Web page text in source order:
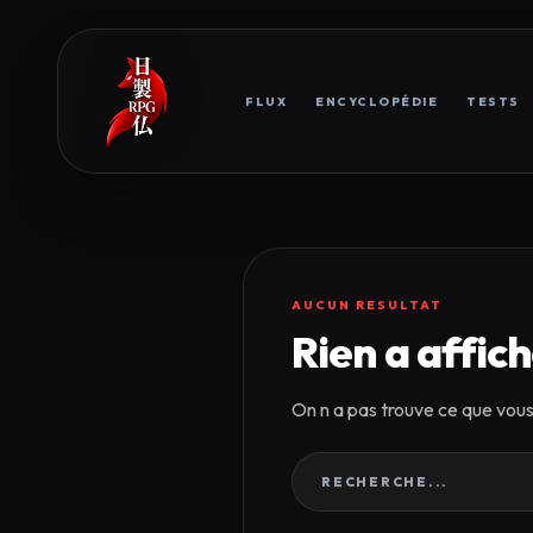
FLUX ENCYCLOPÉDIE TESTS
AUCUN RESULTAT
Rien a
On n a pas trouve ce que